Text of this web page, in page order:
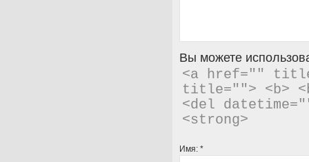
Вы можете
<a href=""
title=""> <b>
<del
<strong>
Имя: *